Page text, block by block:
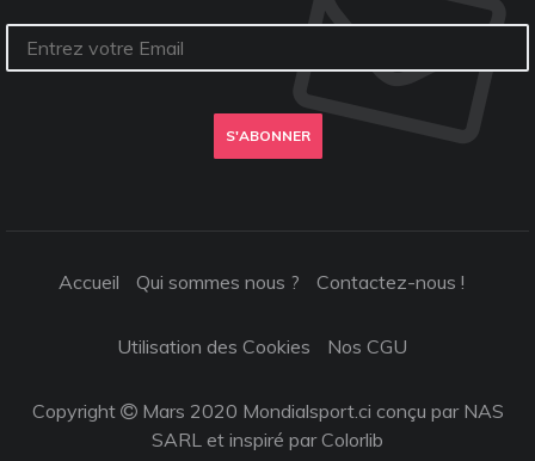
S'ABONNER
Accueil Qui sommes nous ? Contactez-nous !
Utilisation des Cookies Nos CGU
Copyright
Mars 2020 Mondialsport.ci conçu par NAS
SARL et inspiré parColorlib